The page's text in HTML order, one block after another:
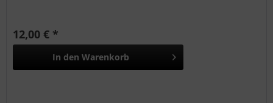
12,00 € *
In den Warenkorb